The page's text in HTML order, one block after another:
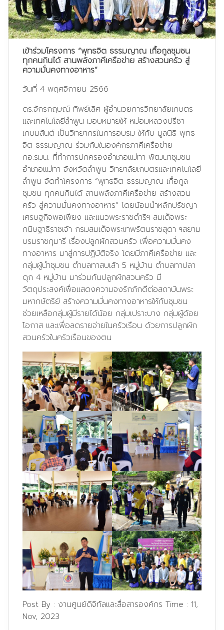
เข้าร่วมโครงการ “พุทธจิต ธรรมญาณ เกื้อกูลชุมชน
ทุกคนกินได้ สานพลังภาคีเครือข่าย สร้างสวนครัว สู่
ความมั่นคงทางอาหาร”
วันที่ 4 พฤศจิกายน 2566
ดร.จักรกฤษณ์ ทิพย์เลิศ ผู้อำนวยการวิทยาลัยเกษตร
และเทคโนโลยีลำพูน มอบหมายให้ หม่อมหลวงปรีชา
เกษมสันต์ เป็นวิทยากรในการอบรม ให้กับ มูลนิธิ พุทธ
จิต ธรรมญาณ ร่วมกับในองค์กรภาคีเครือข่าย
กอ.รมน. ที่ทำการปกครองอำเภอแม่ทา พัฒนาชุมชน
อำเภอแม่ทา จังหวัดลำพูน วิทยาลัยเกษตรและเทคโนโลยี
ลำพูน จัดทำโครงการ “พุทธจิต ธรรมญาณ เกื้อกูล
ชุมชน ทุกคนกินได้ สานพลังภาคีเครือข่าย สร้างสวน
ครัว สู่ความมั่นคงทางอาหาร” โดยน้อมนำหลักปรัชญา
เศรษฐกิจพอเพียง และแนวพระราชดำริฯ สมเด็จพระ
กนิษฐาธิราชเจ้า กรมสมเด็จพระเทพรัตนราชสุดา ฯสยาม
บรมราชกุมารี เรื่องปลูกผักสวนครัว เพื่อความมั่นคง
ทางอาหาร มาสู่การปฏิบัติจริง โดยมีภาคีเครือข่าย และ
กลุ่มผู้นำชุมชน ตำบลทาสบเส้า 5 หมู่บ้าน ตำบลทาปลา
ดุก 4 หมู่บ้าน มาร่วมกันปลูกผักสวนครัว มี
วัตถุประสงค์เพื่อแสดงความจงรักภักดีต่อสถาบันพระ
มหากษัตริย์ สร้างความมั่นคงทางอาหารให้กับชุมชน
ช่วยเหลือกลุ่มผู้มีรายได้น้อย กลุ่มเปราะบาง กลุ่มผู้ด้อย
โอกาส และเพื่อลดรายจ่ายในครัวเรือน ด้วยการปลูกผัก
สวนครัวในครัวเรือนของตน
Post By : งานศูนย์ดิจิทัลและสื่อสารองค์กร Time : 11,
Nov, 2023